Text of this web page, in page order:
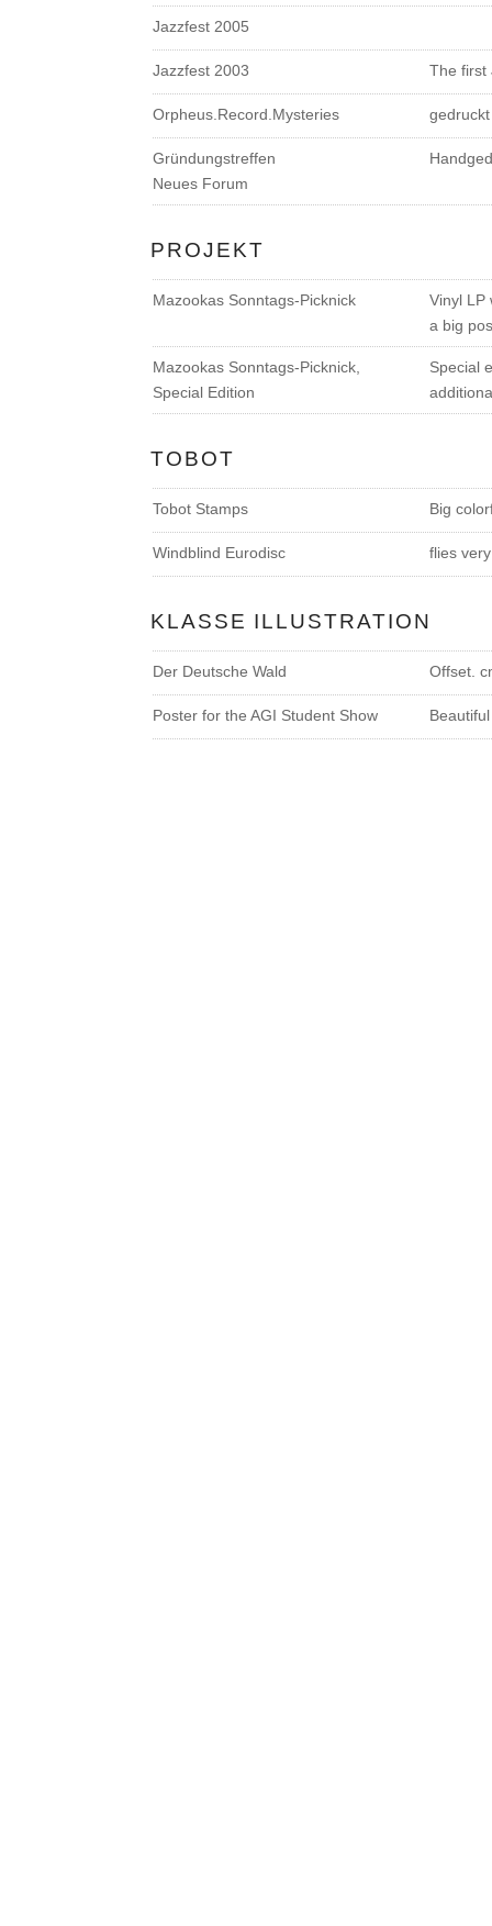
Jazzfest 2005
Jazzfest 2003 The first
Orpheus.Record.Mysteries
Gründungstreffen
Neues Forum
PROJEKT
Mazookas Sonntags-Picknick
Vinyl LP
a big
Mazookas Sonntags-Picknick,
Special Edition
Special
TOBOT
Tobot Stamps Big
Windblind Eurodisc flies
KLASSE ILLUSTRATION
Der Deutsche Wald Offset.
Poster for the AGI Student Show